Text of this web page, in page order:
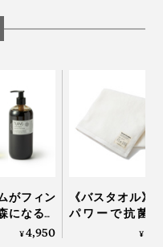
にセットしたら、散水板
ワー
がフィン
になる、
若葉」と
¥4,950
《バスタオル》
パワーで抗菌
臭、スタイリス
¥